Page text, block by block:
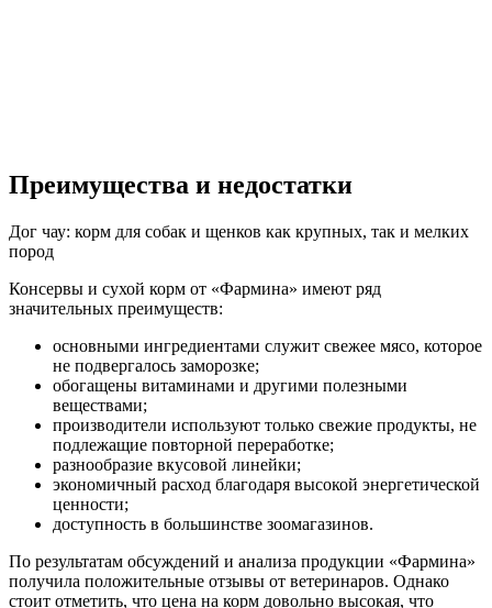
Преимущества и недостатки
Дог чау: корм для собак и щенков как крупных, так и мелких
пород
Консервы и сухой корм от «Фармина» имеют ряд
значительных преимуществ:
основными ингредиентами служит свежее мясо, которое
не подвергалось заморозке;
обогащены витаминами и другими полезными
веществами;
производители используют только свежие продукты, не
подлежащие повторной переработке;
разнообразие вкусовой линейки;
экономичный расход благодаря высокой энергетической
ценности;
доступность в большинстве зоомагазинов.
По результатам обсуждений и анализа продукции «Фармина»
получила положительные отзывы от ветеринаров. Однако
стоит отметить, что цена на корм довольно высокая, что